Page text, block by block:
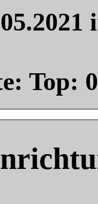
Top: 0